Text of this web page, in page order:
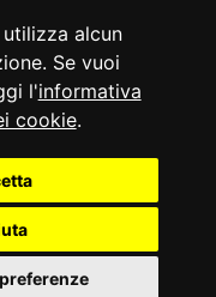
alcun
Se vuoi
l'informativa
cookie.
feedback
da